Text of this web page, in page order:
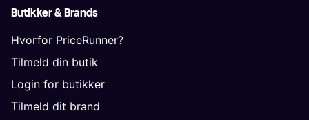
Butikker & Brands
Hvorfor PriceRunner?
Tilmeld din butik
Login for butikker
Tilmeld dit brand